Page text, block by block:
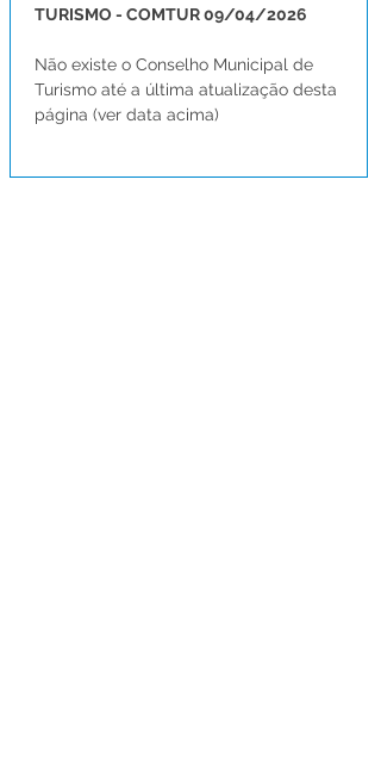
TURISMO - COMTUR 09/04/2026
Não existe o Conselho Municipal de
Turismo até a última atualização desta
página (ver data acima)